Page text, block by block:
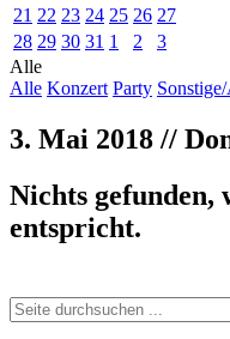
21 22 23 24 25 26 27
28 29 30 31 1 2
3
Alle
Alle Konzert Party
3. Mai 2018 //
Nichts gefunden,
entspricht.